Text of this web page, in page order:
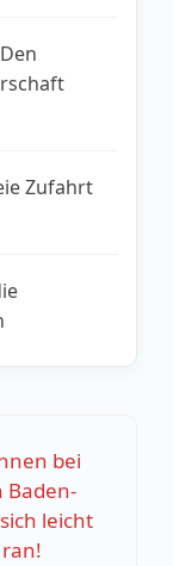
Den
Zufahrt
bei
Baden-
leicht